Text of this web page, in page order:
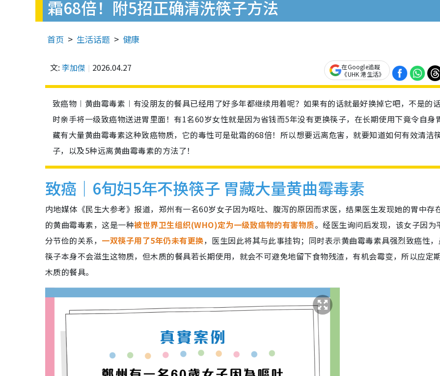
霜68倍！附5招正确清洗筷子方法
首页 生活话题 健康
文: 李加傑 2026.04.27
在Google追蹤
《UHK 港生活》
致癌物︱黄曲霉毒素︱有没朋友的餐具已经用了好多年都继续用着呢？如果有的话就最好换掉它吧，不是的
时亲手将一级致癌物送进胃里面！有1名60岁女性就是因为省钱而5年没有更换筷子，在长期使用下竟令自身
藏有大量黄曲霉毒素这种致癌物质，它的毒性可是砒霜的68倍！所以想要远离危害，就要知道如何有效清洁
子，以及5种远离黄曲霉毒素的方法了！
致癌｜6旬妇5年不换筷子 胃藏大量黄曲霉毒素
内地媒体《民生大参考》报道，郑州有一名60岁女子因为呕吐、腹泻的原因而求医，结果医生发现她的胃中存
的黄曲霉毒素，这是一种被世界卫生组织(WHO)定为一级致癌物的有害物质。经医生询问后发现，该女子因为
分节俭的关系， 一双筷子用了5年仍未有更换，医生因此将其与此事挂钩；同时表示黄曲霉毒素具强烈致癌性
筷子本身不会滋生这物质，但木质的餐具若长期使用，就会不可避免地留下食物残渣，有机会霉变，所以应定
木质的餐具。